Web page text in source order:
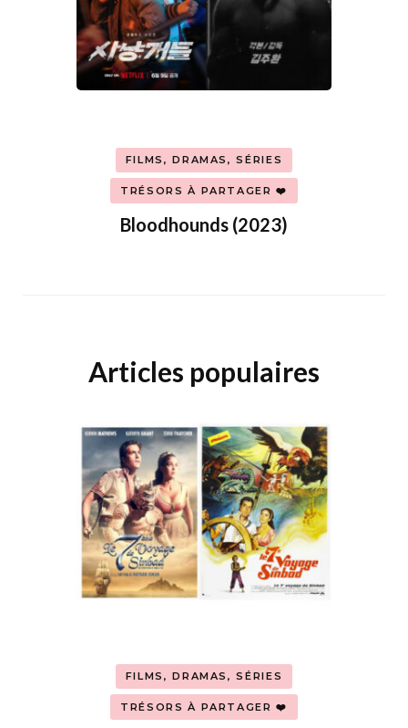
FILMS, DRAMAS, SÉRIES
TRÉSORS À PARTAGER ❤️
Bloodhounds (2023)
Articles populaires
FILMS, DRAMAS, SÉRIES
TRÉSORS À PARTAGER ❤️